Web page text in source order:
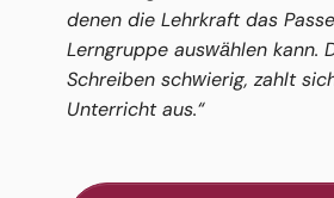
denen die Lehrkraft das
Lerngruppe auswählen kann.
Schreiben schwierig, zahlt
Unterricht aus.“